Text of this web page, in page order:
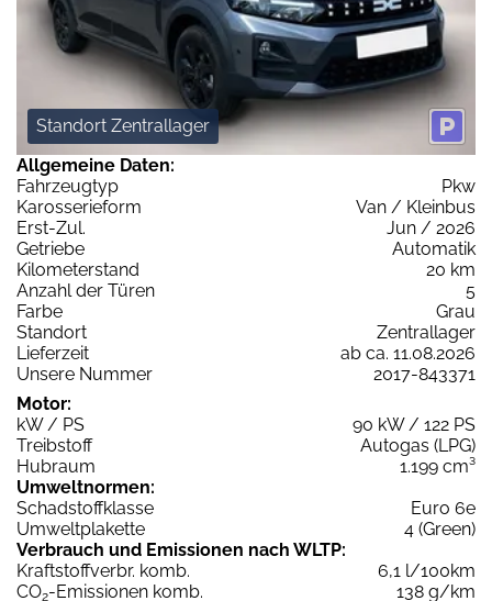
Standort Zentrallager
Allgemeine Daten:
Fahrzeugtyp
Pkw
Karosserieform
Van / Kleinbus
Erst-Zul.
Jun / 2026
Getriebe
Automatik
Kilometerstand
20 km
Anzahl der Türen
5
Farbe
Grau
Standort
Zentrallager
Lieferzeit
ab ca. 11.08.2026
Unsere Nummer
2017-843371
Motor:
kW / PS
90 kW / 122 PS
Treibstoff
Autogas (LPG)
Hubraum
1.199 cm³
Umweltnormen:
Schadstoffklasse
Euro 6e
Umweltplakette
4 (Green)
Verbrauch und Emissionen nach WLTP:
Kraftstoffverbr. komb.
6,1 l/100km
CO2-Emissionen komb.
138 g/km